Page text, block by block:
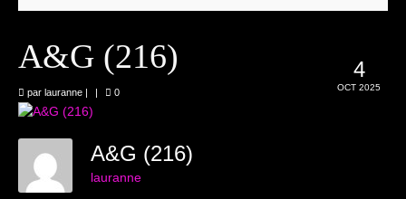
Mariages
Grossesses
Nouveaux-nés
4
OCT 2025
A&G (216)
par lauranne | | 0
A&G (216)
lauranne